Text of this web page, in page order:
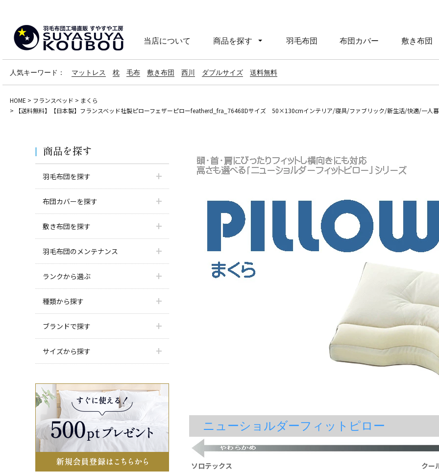
当店について 商品を探す 羽毛布団 布団カバー 敷き布団
人気キーワード： マットレス 枕 毛布 敷き布団 西川 ダブルサイズ 送料無料
HOME フランスベッド
まくら
【送料無料】【日本製】フランスベッド社製ピローフェザーピローfeatherd_fra_76468Dサイズ 50×130cmインテリア/寝具/ファブリック/新生活/快適/一
商品を探す
羽毛布団を探す
布団カバーを探す
敷き布団を探す
羽毛布団のメンテナンス
ランクから選ぶ
種類から探す
ブランドで探す
サイズから探す
ニューショルダーフィットピロー
ソロテックス クー